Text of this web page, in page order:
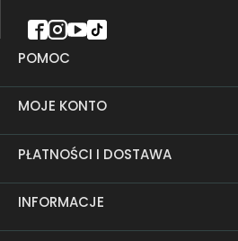
POMOC
MOJE KONTO
PŁATNOŚCI I DOSTAWA
INFORMACJE